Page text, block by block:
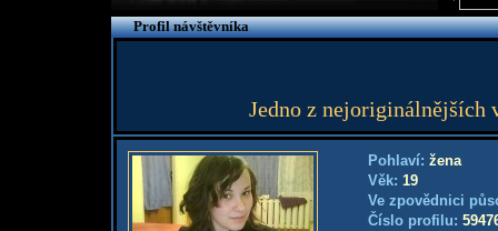
Profil návštěvníka
Jedno z nejoriginálnějších
Pohlaví: žena
Věk: 19
Ve zpovědnici
Číslo profilu: